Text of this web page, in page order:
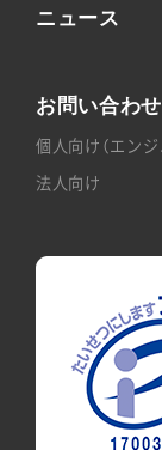
ニュース
お問い合わせ
個人向け（エンジ
法人向け